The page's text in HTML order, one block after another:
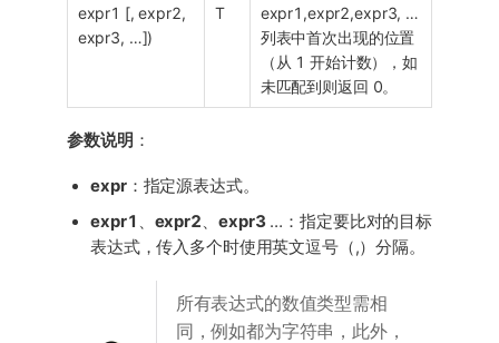
expr1 [, expr2,
expr3, …​])
T
expr1,expr2,expr3, …​
列表中首次出现的位置
（从 1 开始计数），如
未匹配到则返回 0。
参数说明 ：
expr：指定源表达式。
expr1 、 expr2、 expr3…​：指定要比对的目标
表达式，传入多个时使用英文逗号（,）分隔。
所有表达式的数值类型需相
同，例如都为字符串，此外，